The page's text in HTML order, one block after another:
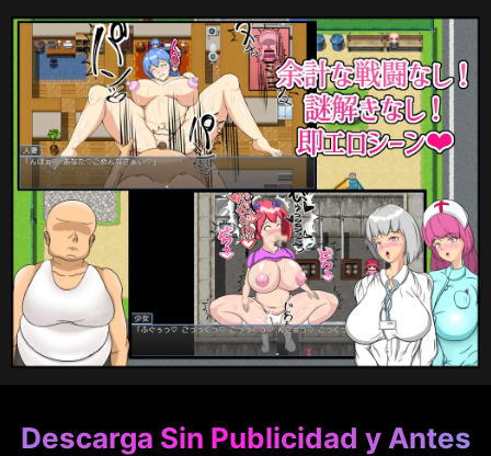
Descarga Sin Publicidad y Antes